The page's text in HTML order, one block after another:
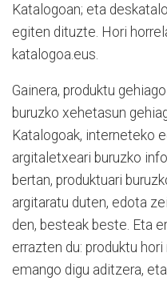
Katalogoan; eta
egiten dituzte. Hori
katalogoa.eus.
Gainera, produktu
buruzko xehetasun
Katalogoak, interneteko
argitaletxeari buruzko
bertan, produktuari
argitaratu duten, edota
den, besteak beste. Eta
errazten du: produktu
emango digu aditzera,